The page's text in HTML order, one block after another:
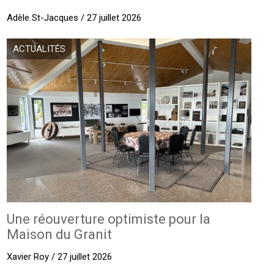
Adèle St-Jacques / 27 juillet 2026
ACTUALITÉS
Une réouverture optimiste pour la
Maison du Granit
Xavier Roy / 27 juillet 2026